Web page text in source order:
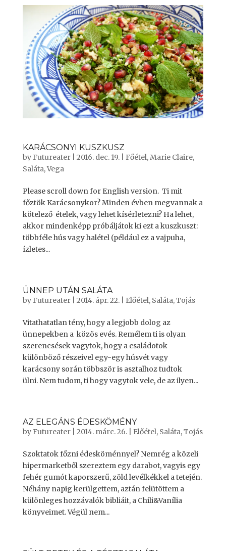
KARÁCSONYI KUSZKUSZ
by Futureater| 2016. dec. 19.| Főétel,Marie Claire,
Saláta,Vega
Please scroll down for English version. Ti mit
főztök Karácsonykor? Minden évben megvannak a
kötelező ételek, vagy lehet kísérletezni? Ha lehet,
akkor mindenképp próbáljátok ki ezt a kuszkuszt:
többféle hús vagy halétel (például ez a vajpuha,
ízletes...
ÜNNEP UTÁN SALÁTA
by Futureater| 2014. ápr. 22.| Előétel, Saláta,Tojás
Vitathatatlan tény, hogy a legjobb dolog az
ünnepekben a közös evés. Remélem ti is olyan
szerencsések vagytok, hogy a családotok
különböző részeivel egy-egy húsvét vagy
karácsony során többször is asztalhoz tudtok
ülni. Nem tudom, ti hogy vagytok vele, de az ilyen...
AZ ELEGÁNS ÉDESKÖMÉNY
by Futureater| 2014. márc. 26.| Előétel, Saláta,Tojás
Szoktatok főzni édesköménnyel? Nemrég a közeli
hipermarketből szereztem egy darabot, vagyis egy
fehér gumót kaporszerű, zöld levélkékkel a tetején.
Néhány napig kerülgettem, aztán felütöttem a
különleges hozzávalók bibliáit, a Chili&Vanília
könyveimet. Végül nem...